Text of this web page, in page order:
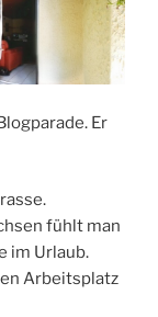
Er
fühlt man
im Urlaub.
Arbeitsplatz